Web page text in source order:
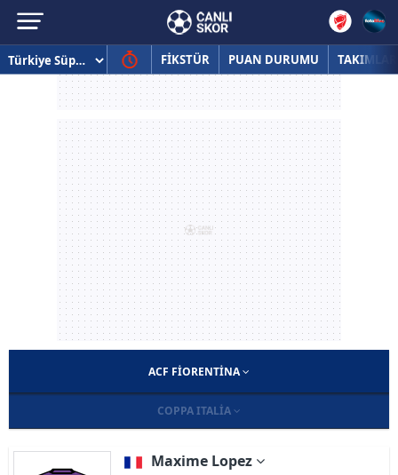
FİKSTÜR PUAN DURUMU TAKIMLAR
ACF FIORENTINA
COPPA ITALIA
Maxime Lopez